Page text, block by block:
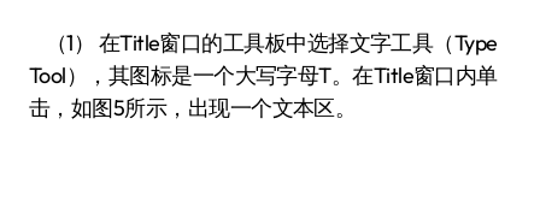
（1） 在Title窗口的工具板中选择文字工具（Type
Tool），其图标是一个大写字母T。在Title窗口内单
击，如图5所示，出现一个文本区。